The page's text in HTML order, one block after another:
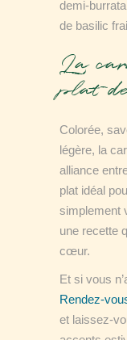
demi-
de basilic
La
plat
Colorée,
légère, la
alliance
plat idéal
simplement
une recette
cœur.
Et si vous
Rendez-
et laissez-